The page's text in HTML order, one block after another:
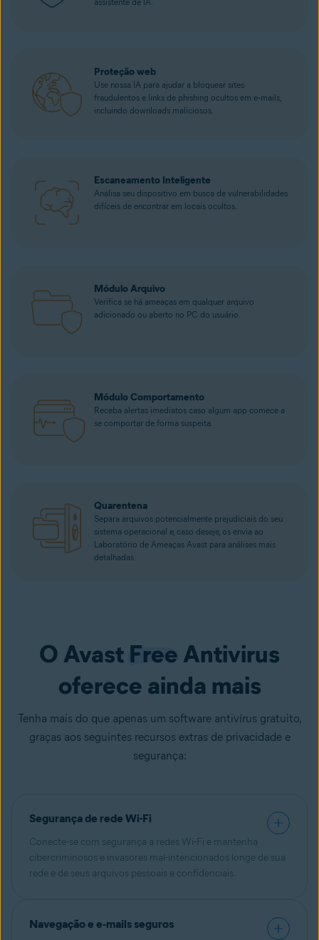
Proteção web
Use nossa IA para ajudar a bloquear sites
fraudulentos e links de phishing ocultos em e‑mails,
incluindo downloads maliciosos.
Escaneamento Inteligente
Analisa seu dispositivo em busca de vulnerabilidades
difíceis de encontrar em locais ocultos.
Módulo Arquivo
Verifica se há ameaças em qualquer arquivo
adicionado ou aberto no PC do usuário.
Módulo Comportamento
Receba alertas imediatos caso algum app comece a
se comportar de forma suspeita.
Quarentena
Separa arquivos potencialmente prejudiciais do seu
sistema operacional e, caso deseje, os envia ao
Laboratório de Ameaças Avast para análises mais
detalhadas.
O Avast FreeAntivirus
oferece ainda mais
Tenha mais do que apenas um software antivírus gratuito,
graças aos seguintes recursos extras de privacidade e
segurança:
Segurança de rede Wi-Fi
Conecte-se com segurança a redes Wi-Fi e mantenha
cibercriminosos e invasores mal-intencionados longe de sua
rede e de seus arquivos pessoais e confidenciais.
Navegação e e‑mails seguros